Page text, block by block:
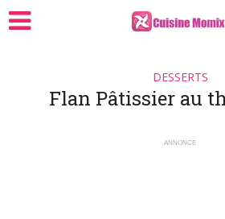
DESSERTS
Flan Pâtissier au
ANNONCE